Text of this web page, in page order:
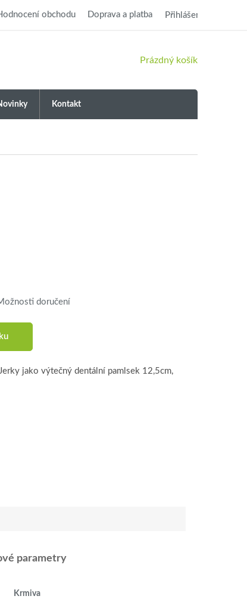
obchodu Doprava a platba Přihlášení
NÁKUPNÍ
Prázdný košík
Kontakt
doručení
jako výtečný dentální pamlsek 12,5cm,
parametry
Krmiva